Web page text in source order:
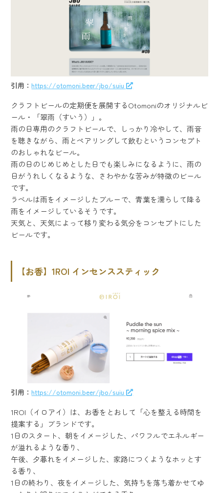
引用：https://otomoni.beer/jbo/suiu
クラフトビールの定期便を展開するOtomoniのオリジナルビ
ール・「翠雨（すいう）」。
雨の日専用のクラフトビールで、しっかり冷やして、雨音
を聴きながら、雨とペアリングして飲むというコンセプト
のおしゃれなビール。
雨の日のじめじめとした日でも楽しみになるように、雨の
日がうれしくなるような、さわやかな苦みが特徴のビール
です。
ラベルは雨をイメージしたブルーで、青葉を濡らして降る
雨をイメージしているそうです。
天気と、天気によって移り変わる気分をコンセプトにした
ビールです。
【お香】1ROI インセンススティック
引用：https://otomoni.beer/jbo/suiu
1ROI（イロアイ）は、お香をとおして「心を整える時間を
提案する」ブランドです。
1日のスタート、朝をイメージした、パワフルでエネルギー
が溢れるような香り、
午後、夕暮れをイメージした、家路につくようなホッとす
る香り、
1日の終わり、夜をイメージした、気持ちを落ち着かせてゆ